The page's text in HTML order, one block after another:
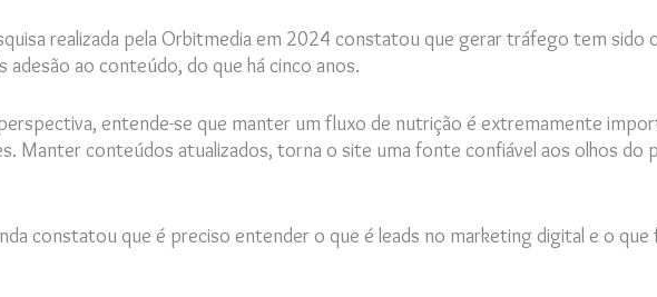
realizada pela Orbitmedia em 2024 constatou que gerar tráfego tem sido
adesão ao conteúdo, do que há cinco anos.
entende-se que manter um fluxo de nutrição é extremamente
Manter conteúdos atualizados, torna o site uma fonte confiável aos olhos do
constatou que é preciso entender o que é leads no marketing digital e o